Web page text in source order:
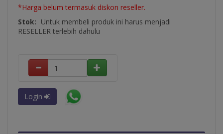
*Harga belum termasuk diskon reseller.
Stok: Untuk membeli produk ini harus menjadi
RESELLER terlebih dahulu
Login